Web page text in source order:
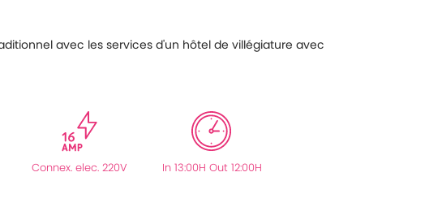
avec les services d'un hôtel de villégiature avec
Connex. elec. 220V In 13:00H Out 12:00H